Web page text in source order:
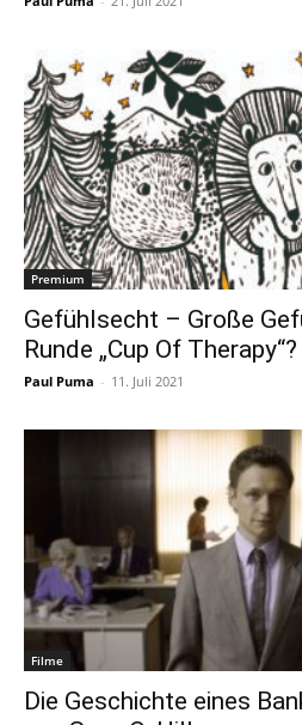
Premium
Gefühlsecht – Große
Runde „Cup Of Therapy“?
Paul Puma - 11. Juli 2021
Filme
Die Geschichte eines